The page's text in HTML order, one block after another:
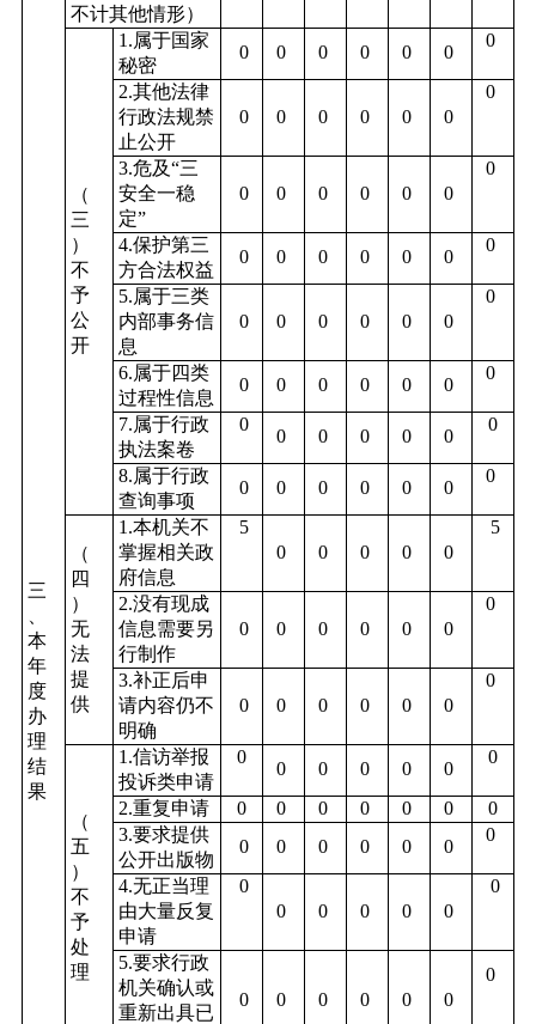
三
本
年
度
办
理
结
果
不计其他情形）
（
三
）
不
予
公
开
1.属于国家
秘密
0 0 0 0 0 0
0
2.其他法律
行政法规禁
止公开
0 0 0 0 0 0
0
3.危及“三
安全一稳
定”
0 0 0 0 0 0
0
4.保护第三
方合法权益
0 0 0 0 0 0
0
5.属于三类
内部事务信
息
0 0 0 0 0 0
0
6.属于四类
过程性信息
0 0 0 0 0 0
0
7.属于行政
执法案卷
0
0 0 0 0 0
0
8.属于行政
查询事项
0 0 0 0 0 0
0
（
四
）
无
法
提
供
1.本机关不
掌握相关政
府信息
5
0
0 0 0 0
5
2.没有现成
信息需要另
行制作
0 0 0 0 0 0
0
3.补正后申
请内容仍不
明确
0 0 0 0 0 0
0
（
五
）
不
予
处
理
1.信访举报
投诉类申请
0
0 0 0 0 0
0
2.重复申请 0 0 0 0 0 0
0
3.要求提供
公开出版物
0 0 0 0 0 0
0
4.无正当理
由大量反复
申请
0
0
0 0 0 0
0
5.要求行政
机关确认或
重新出具已
0 0 0 0 0 0
0